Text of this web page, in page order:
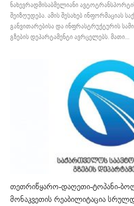
ნახევრადმისაბმელიანი
შეიზღუდება. ამის შესახებ ინფორმაციას
განვითარებისა და ინფრასტრუქტურის
გზების დეპარტამენტი ავრცელებს. მათი...
თეთრიწყარო-დაღეთი-ტოპანი-
მონაკვეთის რეაბილიტაცია